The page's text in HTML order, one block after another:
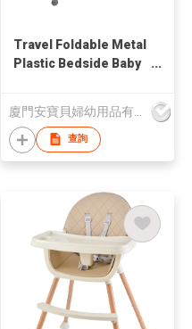
Travel Foldable Metal
Plastic Bedside Baby
查詢